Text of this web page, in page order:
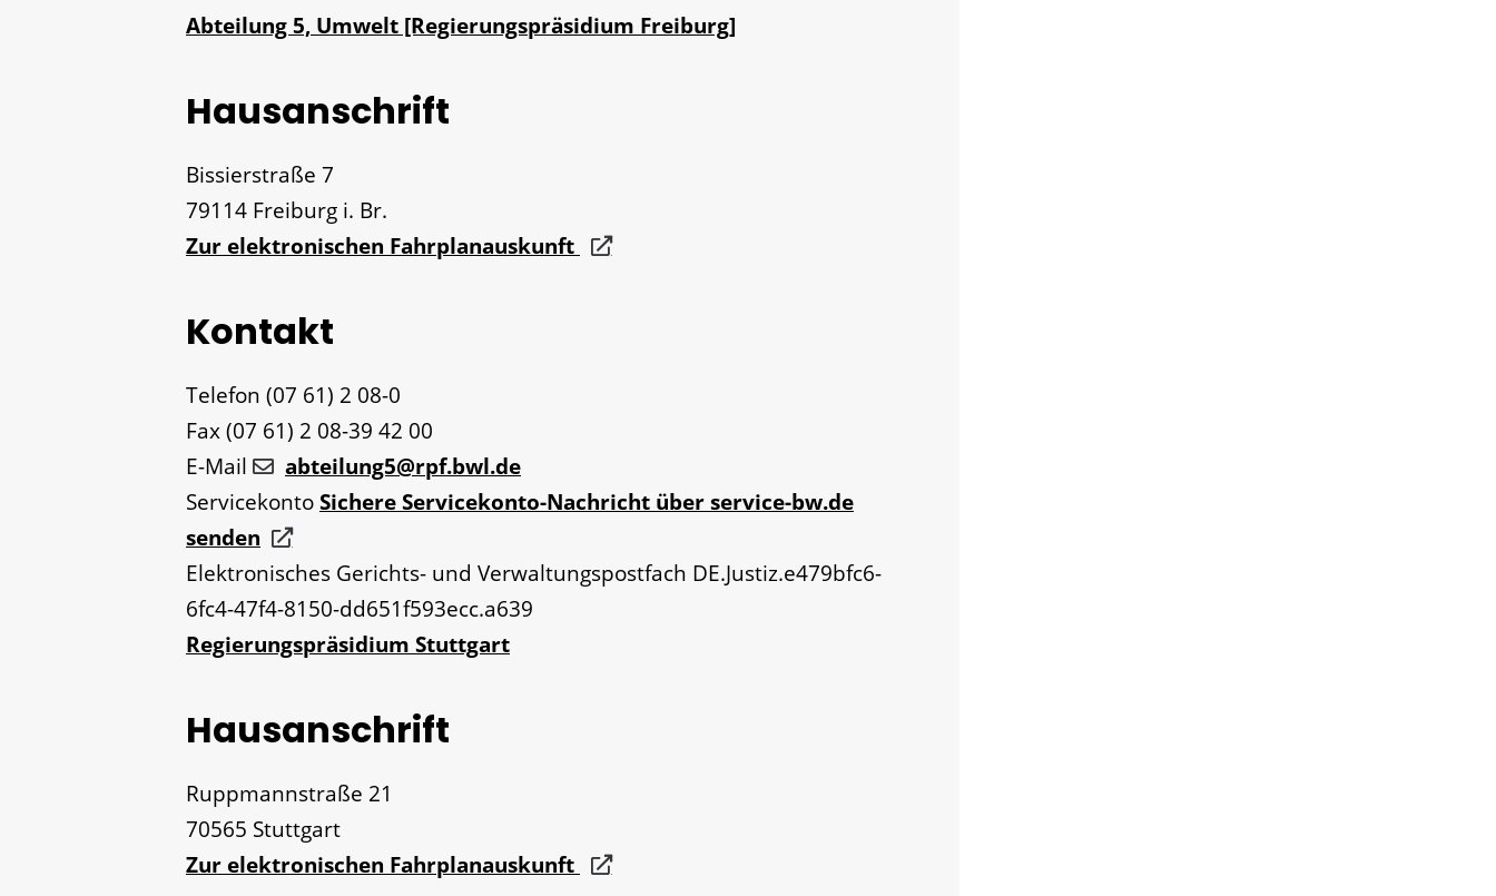
Abteilung 5, Umwelt [Regierungspräsidium Freiburg]
Hausanschrift
Bissierstraße 7
79114 Freiburg i. Br.
Zur elektronischen Fahrplanauskunft
Kontakt
Telefon (07 61) 2 08-0
Fax(07 61) 2 08-39 42 00
E-Mail
abteilung5@rpf.bwl.de
ServicekontoSichere Servicekonto-Nachricht über service-bw.de
senden
Elektronisches Gerichts- und Verwaltungspostfach DE.Justiz.e479bfc6-
6fc4-47f4-8150-dd651f593ecc.a639
Regierungspräsidium Stuttgart
Hausanschrift
Ruppmannstraße 21
70565 Stuttgart
Zur elektronischen Fahrplanauskunft